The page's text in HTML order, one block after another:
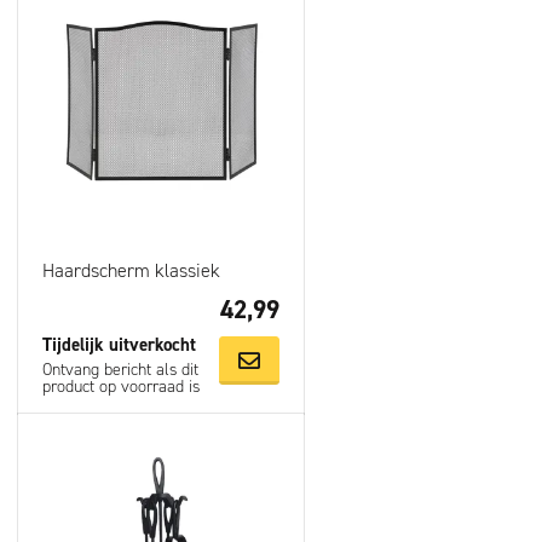
Ga je voor een Livn houtkachel, dan kies je voor een zeer
veilige kachel van hoge kwaliteit. Door de duurzame
materialen geniet je keer op keer van gezellige avonden
rondom het knisperende houtvuur. Livn houtkachels worden
uitvoerig getest op brandveiligheid en gebruiksgemak.
speciaal ontworpen met het oog op de toekomst. Het duurzame
EcoDesign 2022 keurmerk laat zien dat ze zeer efficiënt zijn én
weinig fijnstof uitstoten. De Trondheim heeft dan ook een
schone verbranding en een hoog rendement. Verder voorkomt
het gesloten ontwerp losvliegende vonken en
dat hij ten minste 65 cm van de muur afstaat.
De dubbelwandige Livn houtkachel Trondheim heeft een hoog
Haardscherm klassiek
42,99
Tijdelijk uitverkocht
Ontvang bericht als dit
product op voorraad is